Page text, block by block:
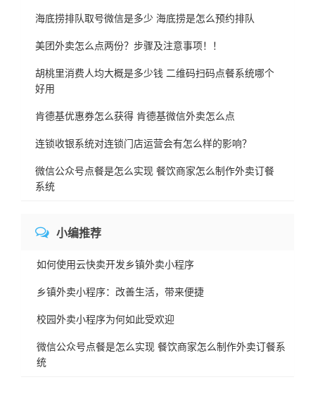
海底捞排队取号微信是多少 海底捞是怎么预约排队
美团外卖怎么点两份？步骤及注意事项！！
胡桃里消费人均大概是多少钱 二维码扫码点餐系统哪个
好用
肯德基优惠券怎么获得 肯德基微信外卖怎么点
连锁收银系统对连锁门店运营会有怎么样的影响？
微信公众号点餐是怎么实现 餐饮商家怎么制作外卖订餐
系统
小编推荐
如何使用云快卖开发乡镇外卖小程序
乡镇外卖小程序：改善生活，带来便捷
校园外卖小程序为何如此受欢迎
微信公众号点餐是怎么实现 餐饮商家怎么制作外卖订餐系
统